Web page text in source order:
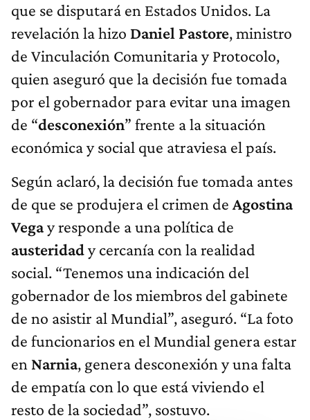
que se disputará en Estados Unidos. La
revelación la hizo Daniel Pastore, ministro
de Vinculación Comunitaria y Protocolo,
quien aseguró que la decisión fue tomada
por el gobernador para evitar una imagen
de “desconexión” frente a la situación
económica y social que atraviesa el país.
Según aclaró, la decisión fue tomada antes
de que se produjera el crimen de Agostina
Vegay responde a una política de
austeridady cercanía con la realidad
social. “Tenemos una indicación del
gobernador de los miembros del gabinete
de no asistir al Mundial”, aseguró. “La foto
de funcionarios en el Mundial genera estar
en Narnia, genera desconexión y una falta
de empatía con lo que está viviendo el
resto de la sociedad”, sostuvo.